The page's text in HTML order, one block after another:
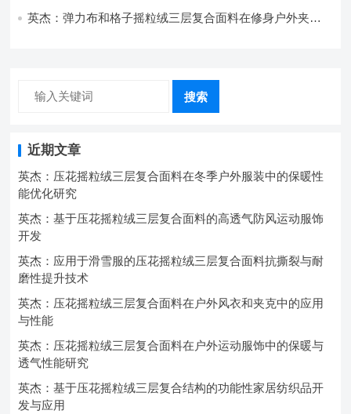
英杰：弹力布和格子摇粒绒三层复合面料在修身户外夹克
搜索
近期文章
英杰：压花摇粒绒三层复合面料在冬季户外服装中的保暖性
能优化研究
英杰：基于压花摇粒绒三层复合面料的高透气防风运动服饰
开发
英杰：应用于滑雪服的压花摇粒绒三层复合面料抗撕裂与耐
磨性提升技术
英杰：压花摇粒绒三层复合面料在户外风衣和夹克中的应用
与性能
英杰：压花摇粒绒三层复合面料在户外运动服饰中的保暖与
透气性能研究
英杰：基于压花摇粒绒三层复合结构的功能性家居纺织品开
发与应用